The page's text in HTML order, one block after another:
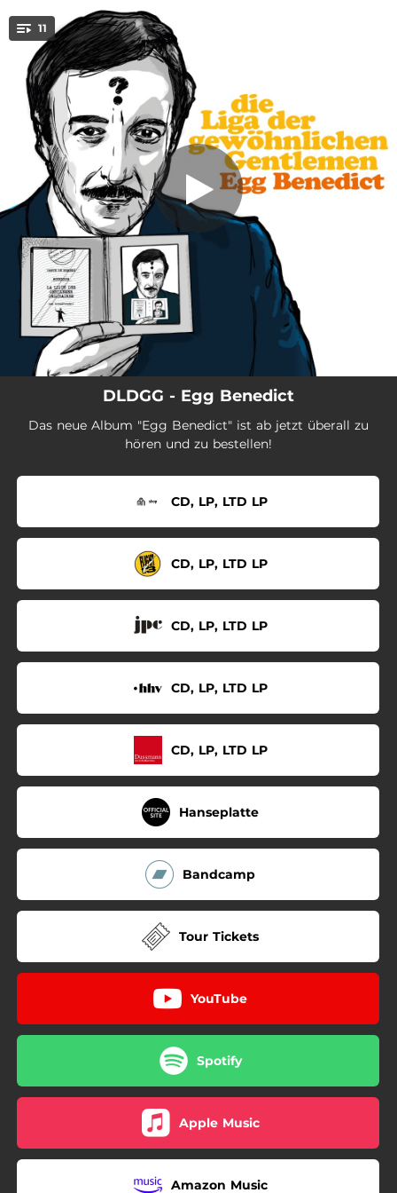
You're all set!
11 Es ist immer Sommer irgendwo
Es ist immer Sommer irgendwo
03:01
Song für die ALU
03:04
Picknick auf Schloss Mühlenhof
03:02
Ein Dienstag in Dur (Es ist Frühling)
03:05
Sonniges Süd Schwabing
02:29
Wenn du ein Problem hast
03:37
Ich geh lieber allein
02:52
Ist Gunther da?
02:50
Paare vorm Kino
02:44
Hedy Lamarrs siebter Mann
Chez Delmonico's
DLDGG - Egg Benedict
Das neue Album "Egg Benedict" ist ab jetzt überall zu
hören und zu bestellen!
CD, LP, LTD LP
CD, LP, LTD LP
CD, LP, LTD LP
CD, LP, LTD LP
CD, LP, LTD LP
Hanseplatte
Bandcamp
Tour Tickets
YouTube
Spotify
Apple Music
Amazon Music